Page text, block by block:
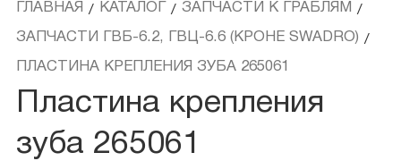
ГЛАВНАЯ / КАТАЛОГ / ЗАПЧАСТИ К ГРАБЛЯМ /
ЗАПЧАСТИ ГВБ-6.2, ГВЦ-6.6 (КРОНЕ SWADRO) /
ПЛАСТИНА КРЕПЛЕНИЯ ЗУБА 265061
Пластина крепления
зуба 265061